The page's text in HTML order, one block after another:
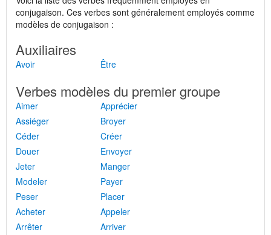
conjugaison. Ces verbes sont généralement employés comme
modèles de conjugaison :
Auxiliaires
Avoir Être
Verbes modèles du premier groupe
Aimer
Apprécier
Assiéger
Broyer
Céder
Créer
Douer
Envoyer
Jeter
Manger
Modeler
Payer
Peser
Placer
Acheter
Appeler
Arrêter
Arriver